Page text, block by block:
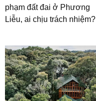
phạm đất đai ở Phương
Liễu, ai chịu trách nhiệm?